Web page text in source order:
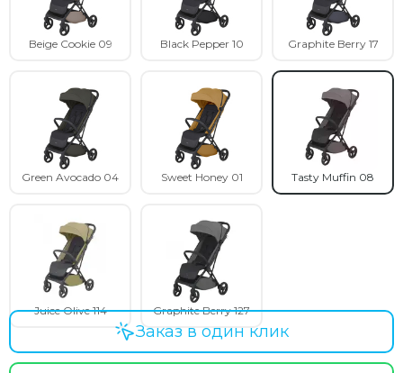
Beige Cookie 09 Black Pepper 10 Graphite Berry 17
Green Avocado 04 Sweet Honey 01 Tasty Muffin 08
Juice Olive 114 Graphite Berry 127
Заказ в один клик